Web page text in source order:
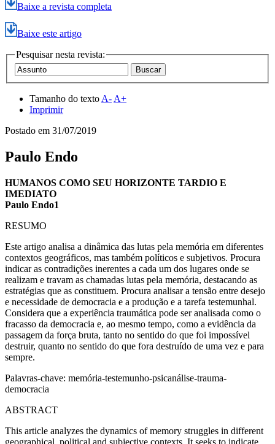
Baixe a revista completa
Baixe este artigo
Pesquisar nesta revista:
Tamanho do texto A- A+
Imprimir
Postado em 31/07/2019
Paulo Endo
HUMANOS COMO SEU HORIZONTE TARDIO E
IMEDIATO
Paulo Endo1
RESUMO
Este artigo analisa a dinâmica das lutas pela memória em diferentes
contextos geográficos, mas também políticos e subjetivos. Procura
indicar as contradições inerentes a cada um dos lugares onde se
realizam e travam as chamadas lutas pela memória, destacando as
estratégias que as constituem. Procura analisar a tensão entre desejo
e necessidade de democracia e a produção e a tarefa testemunhal.
Considera que a experiência traumática pode ser analisada como o
fracasso da democracia e, ao mesmo tempo, como a evidência da
passagem da força bruta, tanto no sentido do que foi impossível
destruir, quanto no sentido do que fora destruído de uma vez e para
sempre.
Palavras-chave: memória-testemunho-psicanálise-trauma-
democracia
ABSTRACT
This article analyzes the dynamics of memory struggles in different
geographical, political and subjective contexts. It seeks to indicate